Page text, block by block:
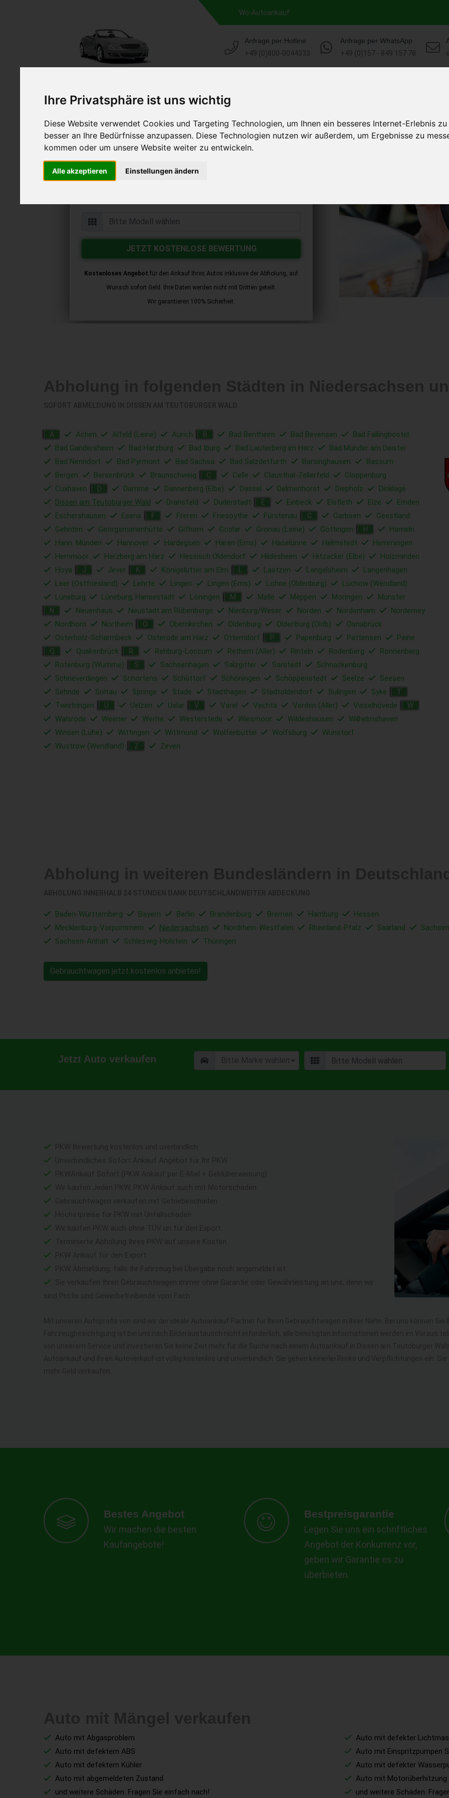
Ihre Privatsphäre ist uns wichtig
Diese Website verwendet Cookies und Targeting Technologien, um Ihnen ein besseres Internet-Erlebnis
besser an Ihre Bedürfnisse anzupassen. Diese Technologien nutzen wir außerdem, um Ergebnisse zu
kommen oder um unsere Website weiter zu entwickeln.
Alle akzeptieren Einstellungen ändern
Wo-Autoankauf
Anfrage per Hotline
+49 (0)800-0044333
Anfrage per WhatsApp
+49 (0)157 - 849 157 78
Autoankauf in Dissen am Teutoburger
Wald Niedersachsen (Deutschland)
Online Auto verkaufen & gratis abholen lassen
Auf Wunsch sofort Geld für Ihr Auto erhalten
JETZT KOSTENLOSE BEWERTUNG
Kostenloses Angebot für den Ankauf Ihres Autos inklusive der Abholung, auf
Wunsch sofort Geld. Ihre Daten werden nicht mit Dritten geteilt.
Wir garantieren 100% Sicherheit.
A Achim Alfeld (Leine) Aurich B Bad Bentheim Bad Bevensen
Bad Fallingbostel
Bad Gandersheim
Bad Harzburg Bad Iburg Bad Lauterberg im Harz
Bad Münder am Deister
Bad Nenndorf
Bad Pyrmont Bad Sachsa Bad Salzdetfurth Barsinghausen
Bassum
Bergen
Bersenbrück Braunschweig C Celle Clausthal-Zellerfeld
Cloppenburg
Cuxhaven
D Damme Dannenberg (Elbe) Dassel Delmenhorst Diepholz
Dinklage
Dissen am Teutoburger Wald
Dransfeld Duderstadt E Einbeck Elsfleth Elze
Emden
Eschershausen
Esens F Freren Friesoythe Fürstenau G Garbsen
Geestland
Gehrden
Georgsmarienhütte Gifhorn Goslar Gronau (Leine) Göttingen H
Hameln
Hann. Münden
Hannover Hardegsen Haren (Ems) Haselünne Helmstedt
Hemmingen
Hemmoor
Herzberg am Harz Hessisch Oldendorf Hildesheim Hitzacker (Elbe)
Holzminden
Hoya
J Jever K Königslutter am Elm Laatzen Langelsheim
Langenhagen
Leer (Ostfriesland)
Lehrte Lingen Lingen (Ems) Lohne (Oldenburg)
Lüchow (Wendland)
Lüneburg
Lüneburg, Hansestadt Löningen M Melle Meppen Moringen Munster
N Neuenhaus Neustadt am Rübenberge Nienburg/Weser Norden Nordenham
Norderney
Nordhorn
Northeim O Obernkirchen Oldenburg Oldenburg (Oldb)
Osnabrück
Osterholz-Scharmbeck
Osterode am Harz Otterndorf P Papenburg Pattensen Peine
Q Quakenbrück R Rehburg-Loccum Rethem (Aller) Rinteln Rodenberg
Ronnenberg
Rotenburg (Wümme)
S Sachsenhagen Salzgitter Sarstedt
Schnackenburg
Schneverdingen
Schortens Schüttorf Schöningen Schöppenstedt Seelze
Seesen
Sehnde
Soltau Springe Stade Stadthagen Stadtoldendorf Sulingen Syke T
Twistringen U Uelzen Uslar V Varel Vechta Verden (Aller) Visselhövede W
Walsrode Weener Werlte Westerstede Wiesmoor Wildeshausen
Wilhelmshaven
Winsen (Luhe)
Wittingen Wittmund Wolfenbüttel Wolfsburg
Wunstorf
Wustrow (Wendland)
Z Zeven
Baden-Württemberg Bayern Berlin Brandenburg Bremen Hamburg
Hessen
Mecklenburg-Vorpommern
Niedersachsen Nordrhein-Westfalen Rheinland-Pfalz Saarland
Sachsen
Sachsen-Anhalt
Schleswig-Holstein Thüringen
Gebrauchtwagen jetzt kostenlos anbieten!
Jetzt Auto verkaufen
Bestes Angebot
Wir machen die besten
Kaufangebote!
Bestpreisgarantie
Legen Sie uns ein schriftliches
Angebot der Konkurrenz vor,
geben wir Garantie es zu
überbieten.
Auto mit Abgasproblem
Auto mit defektem ABS
Auto mit defektem Kühler
Auto mit abgemeldeten Zustand
und weitere Schäden. Fragen Sie einfach nach!
Auto mit defekter
Auto mit Einspritzpumpen
Auto mit defekter
Auto mit Motorüberhitzung
und weitere Schäden.